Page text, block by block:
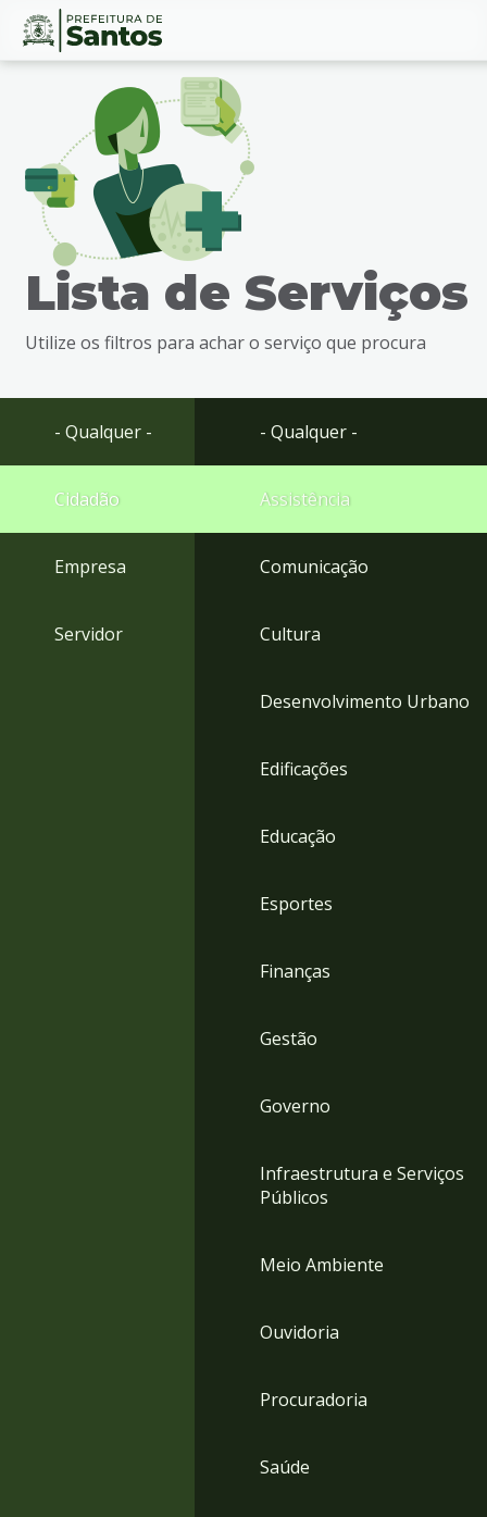
Ir
busca
Ir
rodapé
Conteúdo
Lista de Serviços
Utilize os filtros para achar o serviço que procura
- Qualquer -
Cidadão
Empresa
Servidor
- Qualquer -
Assistência
Comunicação
Cultura
Desenvolvimento Urbano
Edificações
Educação
Esportes
Finanças
Gestão
Governo
Infraestrutura e Serviços
Públicos
Meio Ambiente
Ouvidoria
Procuradoria
Saúde